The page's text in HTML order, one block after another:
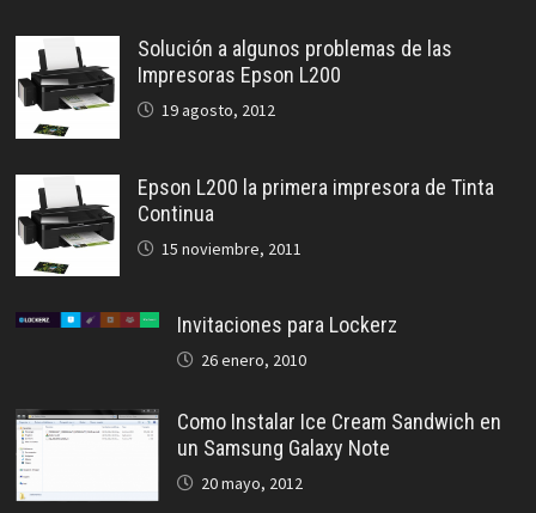
Solución a algunos problemas de las
Impresoras Epson L200
19 agosto, 2012
Epson L200 la primera impresora de Tinta
Continua
15 noviembre, 2011
Invitaciones para Lockerz
26 enero, 2010
Como Instalar Ice Cream Sandwich en
un Samsung Galaxy Note
20 mayo, 2012